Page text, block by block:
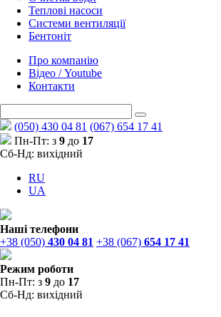
Теплові насоси
Системи вентиляції
Бентоніт
Про компанію
Відео / Youtube
Контакти
(050) 430 04 81 (067) 654 17 41
Пн-Пт: з 9 до 17
Сб-Нд: вихідний
RU
UA
Наші телефони
+38 (050) 430 04 81 +38 (067) 654 17 41
Режим роботи
Пн-Пт: з 9 до 17
Сб-Нд: вихідний